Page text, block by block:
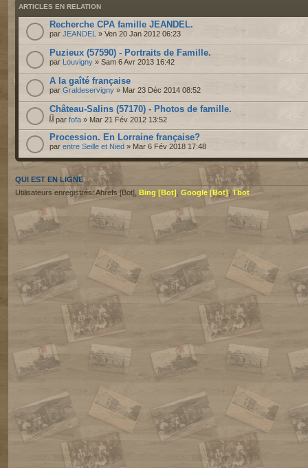
ARTICLES EN RELATION
Recherche CPA famille JEANDEL.
par JEANDEL » Ven 20 Jan 2012 06:23
Puzieux (57590) - Portraits de Famille.
par Louvigny » Sam 6 Avr 2013 16:42
A la gaîté française
par Graldeservigny » Mar 23 Déc 2014 08:52
Château-Salins (57170) - Photos de famille.
par fofa » Mar 21 Fév 2012 13:52
Procession. En Lorraine française?
par entre Seille et Nied » Mar 6 Fév 2018 17:48
QUI EST EN LIGNE
Utilisateurs enregistrés: Ahrefs [Bot], Bing [Bot] Google [Bot],Tbot